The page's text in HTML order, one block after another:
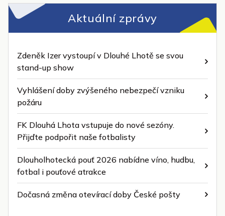
Aktuální zprávy
Zdeněk Izer vystoupí v Dlouhé Lhotě se svou
stand-up show
Vyhlášení doby zvýšeného nebezpečí vzniku
požáru
FK Dlouhá Lhota vstupuje do nové sezóny.
Přijďte podpořit naše fotbalisty
Dlouholhotecká pouť 2026 nabídne víno, hudbu,
fotbal i pouťové atrakce
Dočasná změna otevírací doby České pošty